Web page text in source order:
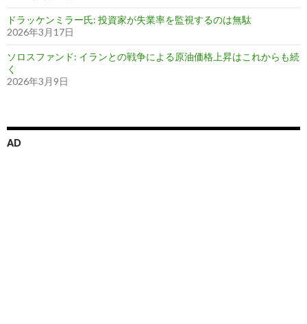
ドラッケンミラー氏: 投資家が失業率を監視するのは無駄
2026年3月17日
ソロスファンド: イランとの戦争による原油価格上昇はこれからも続
く
2026年3月9日
AD